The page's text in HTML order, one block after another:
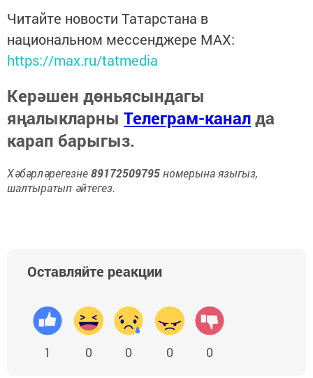
Читайте новости Татарстана в
национальном мессенджере MАХ:
https://max.ru/tatmedia
Керәшен дөньясындагы
яңалыкларны Телеграм-каналда
карап барыгыз.
Хәбәрләрегезне89172509795номерына языгыз,
шалтыратып әйтегез.
Оставляйте реакции
1 0 0 0 0